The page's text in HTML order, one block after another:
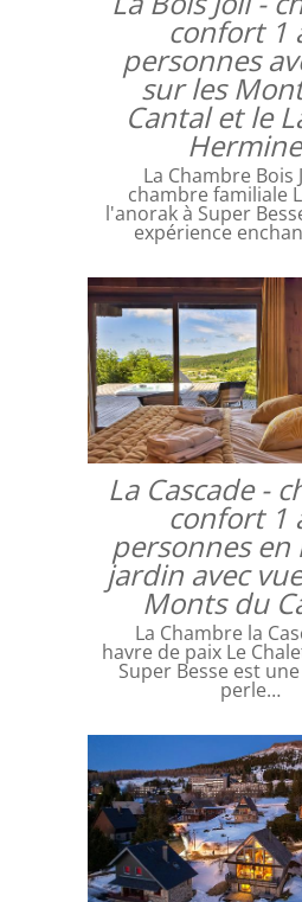
confort 1
personnes
sur les
Cantal et le
La Chambre Bois
chambre familiale
l'anorak à Super
expérience
La Cascade -
confort 1
personnes en
jardin avec
Monts du
La Chambre la
havre de paix Le
Super Besse est
perle…